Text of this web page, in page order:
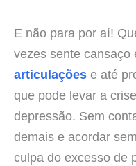
E não para por aí!
vezes sente cansaço
articulações e até
que pode levar a
depressão. Sem
demais e acordar
culpa do excesso de